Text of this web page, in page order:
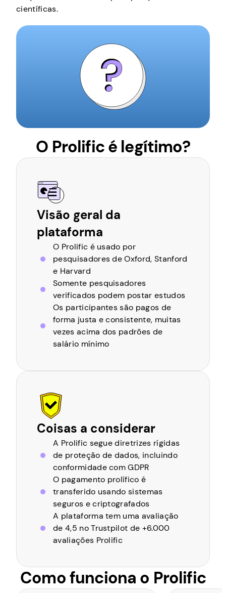
científicas.
O Prolific é legítimo?
Visão geral da
plataforma
O Prolific é usado por
pesquisadores de Oxford, Stanford
e Harvard
Somente pesquisadores
verificados podem postar estudos
Os participantes são pagos de
forma justa e consistente, muitas
vezes acima dos padrões de
salário mínimo
Coisas a considerar
A Prolific segue diretrizes rígidas
de proteção de dados, incluindo
conformidade com GDPR
O pagamento prolífico é
transferido usando sistemas
seguros e criptografados
A plataforma tem uma avaliação
de 4,5 no Trustpilot de +6.000
avaliações Prolific
Como funciona o Prolific